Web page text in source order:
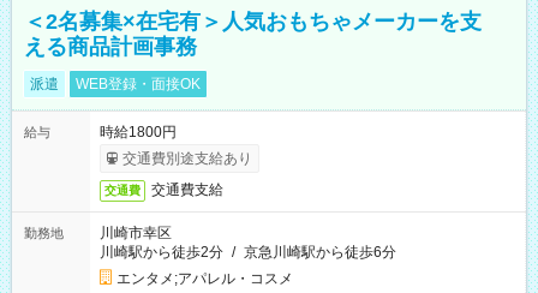
＜2名募集×在宅有＞人気おもちゃメーカーを支
える商品計画事務
派遣 WEB登録・面接OK
給与
時給1800円
交通費別途支給あり
交通費 交通費支給
勤務地
川崎市幸区
川崎駅から徒歩2分 / 京急川崎駅から徒歩6分
エンタメ;アパレル・コスメ